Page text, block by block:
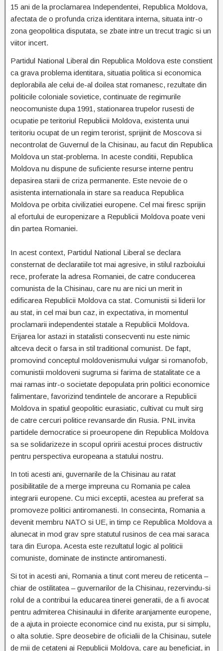
15 ani de la proclamarea Independentei, Republica Moldova,
afectata de o profunda criza identitara interna, situata intr-o
zona geopolitica disputata, se zbate intre un trecut tragic si un
viitor incert.
Partidul National Liberal din Republica Moldova este constient
ca grava problema identitara, situatia politica si economica
deplorabila ale celui de-al doilea stat romanesc, rezultate din
politicile coloniale sovietice, continuate de regimurile
neocomuniste dupa 1991, stationarea trupelor rusesti de
ocupatie pe teritoriul Republicii Moldova, existenta unui
teritoriu ocupat de un regim terorist, sprijinit de Moscova si
necontrolat de Guvernul de la Chisinau, au facut din Republica
Moldova un stat-problema. In aceste conditii, Republica
Moldova nu dispune de suficiente resurse interne pentru
depasirea starii de criza permanente. Este nevoie de o
asistenta internationala in stare sa readuca Republica
Moldova pe orbita civilizatiei europene. Cel mai firesc sprijin
al efortului de europenizare a Republicii Moldova poate veni
din partea Romaniei.
In acest context, Partidul National Liberal se declara
consternat de declaratiile tot mai agresive, in stilul razboiului
rece, proferate la adresa Romaniei, de catre conducerea
comunista de la Chisinau, care nu are nici un merit in
edificarea Republicii Moldova ca stat. Comunistii si liderii lor
au stat, in cel mai bun caz, in expectativa, in momentul
proclamarii independentei statale a Republicii Moldova.
Erijarea lor astazi in statalisti consecventi nu este nimic
altceva decit o farsa in stil traditional comunist. De fapt,
promovind conceptul moldovenismului vulgar si romanofob,
comunistii moldoveni sugruma si farima de statalitate ce a
mai ramas intr-o societate depopulata prin politici economice
falimentare, favorizind tendintele de ancorare a Republicii
Moldova in spatiul geopolitic eurasiatic, cultivat cu mult sirg
de catre cercuri politice revansarde din Rusia. PNL invita
partidele democratice si proeuropene din Republica Moldova
sa se solidarizeze in scopul opririi acestui proces distructiv
pentru perspectiva europeana a statului nostru.
In toti acesti ani, guvernarile de la Chisinau au ratat
posibilitatile de a merge impreuna cu Romania pe calea
integrarii europene. Cu mici exceptii, acestea au preferat sa
promoveze politici antiromanesti. In consecinta, Romania a
devenit membru NATO si UE, in timp ce Republica Moldova a
alunecat in mod grav spre statutul rusinos de cea mai saraca
tara din Europa. Acesta este rezultatul logic al politicii
comuniste, dominate de instincte antiromanesti.
Si tot in acesti ani, Romania a tinut cont mereu de reticenta –
chiar de ostilitatea – guvernarilor de la Chisinau, rezervindu-si
rolul de a contribui la educarea tinerei generatii, de a fi avocat
pentru admiterea Chisinaului in diferite aranjamente europene,
de a ajuta in proiecte economice cind nu exista, pur si simplu,
o alta solutie. Spre deosebire de oficialii de la Chisinau, sutele
de mii de cetateni ai Republicii Moldova, care au beneficiat, in